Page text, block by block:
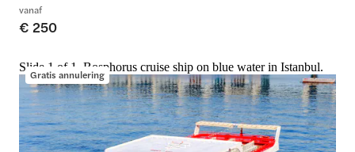
vanaf
€ 250
Gratis annulering
Slide 1 of 1, Bosphorus cruise ship on blue water in Istanbul.